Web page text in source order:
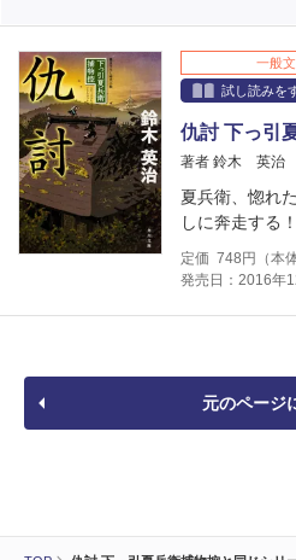
一般
試し読みを
仇討 下っ引
著者 鈴木 英治
夏兵衛、惚れ
しに奔走する！
定価 748 円（本
発売日：2016年
元のページ